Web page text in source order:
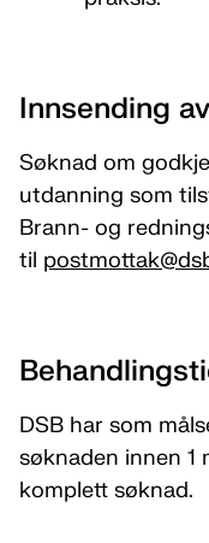
Innsending
Søknad om
utdanning som
Brann- og
til
DSB har som
søknaden innen 1
komplett søknad.